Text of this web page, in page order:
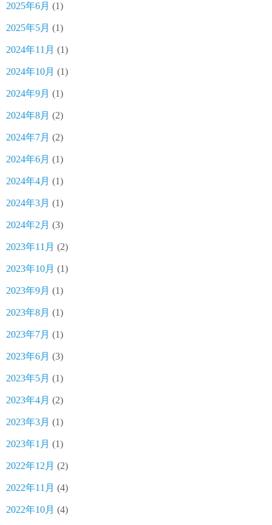
2025年6月 (1)
2025年5月 (1)
2024年11月 (1)
2024年10月 (1)
2024年9月 (1)
2024年8月 (2)
2024年7月 (2)
2024年6月 (1)
2024年4月 (1)
2024年3月 (1)
2024年2月 (3)
2023年11月 (2)
2023年10月 (1)
2023年9月 (1)
2023年8月 (1)
2023年7月 (1)
2023年6月 (3)
2023年5月 (1)
2023年4月 (2)
2023年3月 (1)
2023年1月 (1)
2022年12月 (2)
2022年11月 (4)
2022年10月 (4)